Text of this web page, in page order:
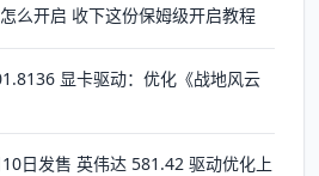
么开启 收下这份保姆级开启教程
显卡驱动：优化《战地风云
10日发售 英伟达 581.42 驱动优化上